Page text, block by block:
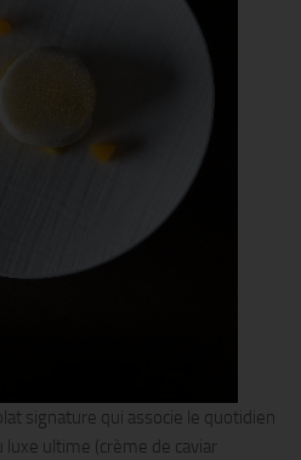
signature qui associe le quotidien
ultime (crème de caviar